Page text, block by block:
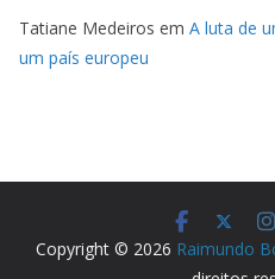
Tatiane Medeiros em A luta de
um país europeu
Copyright © 2026 Raimundo